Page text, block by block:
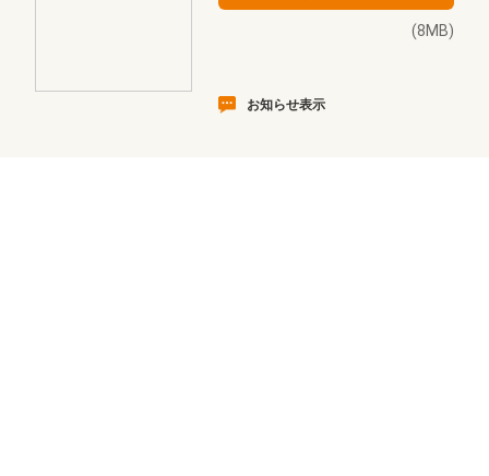
(8MB)
お知らせ表示